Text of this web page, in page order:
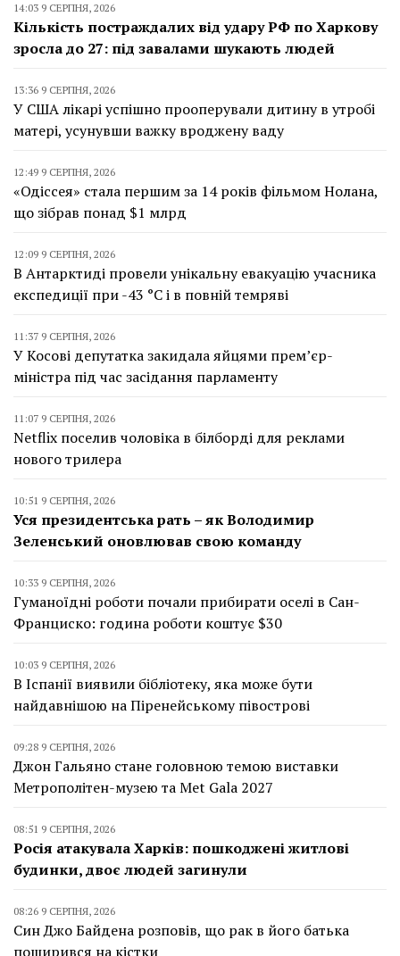
14:03 9 СЕРПНЯ, 2026
Кількість постраждалих від удару РФ по Харкову
зросла до 27: під завалами шукають людей
13:36 9 СЕРПНЯ, 2026
У США лікарі успішно прооперували дитину в утробі
матері, усунувши важку вроджену ваду
12:49 9 СЕРПНЯ, 2026
«Одіссея» стала першим за 14 років фільмом Нолана,
що зібрав понад $1 млрд
12:09 9 СЕРПНЯ, 2026
В Антарктиді провели унікальну евакуацію учасника
експедиції при -43 °C і в повній темряві
11:37 9 СЕРПНЯ, 2026
У Косові депутатка закидала яйцями прем’єр-
міністра під час засідання парламенту
11:07 9 СЕРПНЯ, 2026
Netflix поселив чоловіка в білборді для реклами
нового трилера
10:51 9 СЕРПНЯ, 2026
Уся президентська рать – як Володимир
Зеленський оновлював свою команду
10:33 9 СЕРПНЯ, 2026
Гуманоїдні роботи почали прибирати оселі в Сан-
Франциско: година роботи коштує $30
10:03 9 СЕРПНЯ, 2026
В Іспанії виявили бібліотеку, яка може бути
найдавнішою на Піренейському півострові
09:28 9 СЕРПНЯ, 2026
Джон Гальяно стане головною темою виставки
Метрополітен-музею та Met Gala 2027
08:51 9 СЕРПНЯ, 2026
Росія атакувала Харків: пошкоджені житлові
будинки, двоє людей загинули
08:26 9 СЕРПНЯ, 2026
Син Джо Байдена розповів, що рак в його батька
поширився на кістки